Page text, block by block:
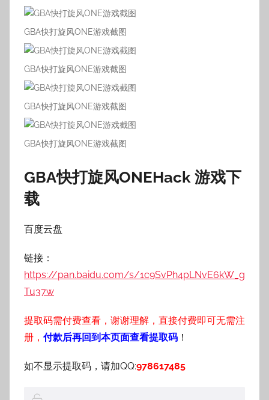
GBA快打旋风ONE游戏截图
GBA快打旋风ONE游戏截图
GBA快打旋风ONE游戏截图
GBA快打旋风ONE游戏截图
GBA快打旋风ONEHack 游戏下
载
百度云盘
链接：
https://pan.baidu.com/s/1c9SvPh4pLNvE6kW_g
Tu37w
提取码需付费查看，谢谢理解，直接付费即可无需注
册， 付款后再回到本页面查看提取码 ！
如不显示提取码，请加QQ:978617485